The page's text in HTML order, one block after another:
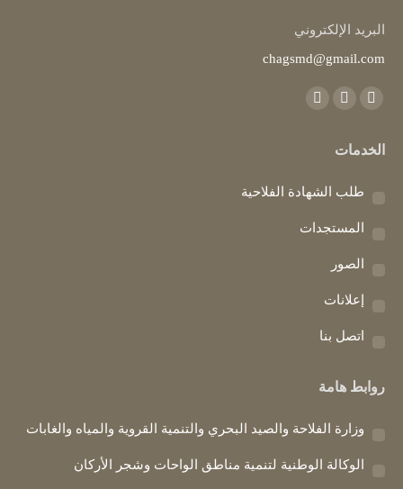
البريد الإلكتروني
chagsmd@gmail.com
Find us on:
Facebook
opens
new
window
YouTube
opens
new
window
Instagram
new
window
الخدمات
طلب الشهادة الفلاحية
المستجدات
الصور
إعلانات
اتصل بنا
روابط هامة
وزارة الفلاحة والصيد البحري والتنمية القروية والمياه والغابات
الوكالة الوطنية لتنمية مناطق الواحات وشجر الأركان